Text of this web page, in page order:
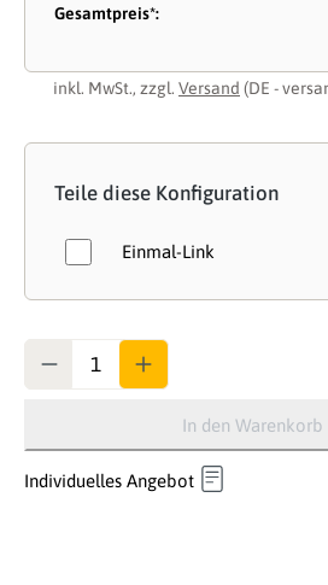
Gesamtpreis*:
inkl. MwSt., zzgl. Versand (DE -
Teile diese Konfiguration
Einmal-Link
In den Warenkorb
Individuelles Angebot